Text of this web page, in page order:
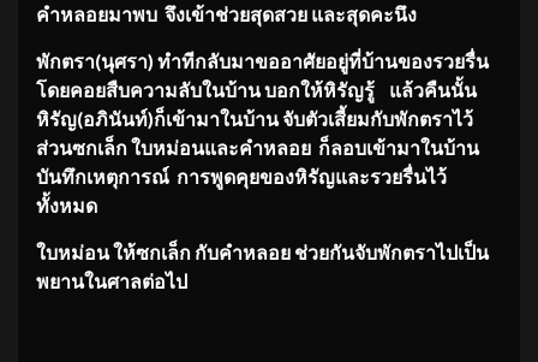
คำหลอยมาพบ จึงเข้าช่วยสุดสวย และสุดคะนึง
พักตรา(นุศรา) ทำทีกลับมาขออาศัยอยู่ที่บ้านของรวยรื่น
โดยคอยสืบความลับในบ้าน บอกให้หิรัญรู้ แล้วคืนนั้น
หิรัญ(อภินันท์)ก็เข้ามาในบ้าน จับตัวเสี้ยมกับพักตราไว้
ส่วนซกเล็ก ใบหม่อนและคำหลอย ก็ลอบเข้ามาในบ้าน
บันทึกเหตุการณ์ การพูดคุยของหิรัญและรวยรื่นไว้
ทั้งหมด
ใบหม่อน ให้ซกเล็ก กับคำหลอย ช่วยกันจับพักตราไปเป็น
พยานในศาลต่อไป